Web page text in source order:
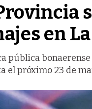
en
pública
el próximo 23 de